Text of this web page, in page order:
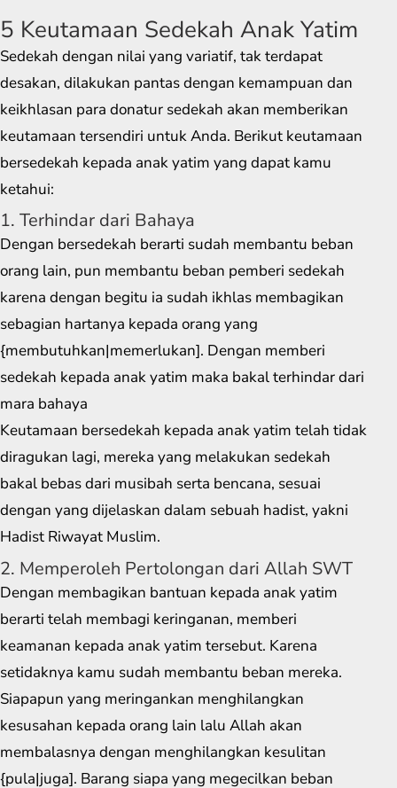
5 Keutamaan Sedekah Anak Yatim
Sedekah dengan nilai yang variatif, tak terdapat
desakan, dilakukan pantas dengan kemampuan dan
keikhlasan para donatur sedekah akan memberikan
keutamaan tersendiri untuk Anda. Berikut keutamaan
bersedekah kepada anak yatim yang dapat kamu
ketahui:
1. Terhindar dari Bahaya
Dengan bersedekah berarti sudah membantu beban
orang lain, pun membantu beban pemberi sedekah
karena dengan begitu ia sudah ikhlas membagikan
sebagian hartanya kepada orang yang
{membutuhkan|memerlukan]. Dengan memberi
sedekah kepada anak yatim maka bakal terhindar dari
mara bahaya
Keutamaan bersedekah kepada anak yatim telah tidak
diragukan lagi, mereka yang melakukan sedekah
bakal bebas dari musibah serta bencana, sesuai
dengan yang dijelaskan dalam sebuah hadist, yakni
Hadist Riwayat Muslim.
2. Memperoleh Pertolongan dari Allah SWT
Dengan membagikan bantuan kepada anak yatim
berarti telah membagi keringanan, memberi
keamanan kepada anak yatim tersebut. Karena
setidaknya kamu sudah membantu beban mereka.
Siapapun yang meringankan menghilangkan
kesusahan kepada orang lain lalu Allah akan
membalasnya dengan menghilangkan kesulitan
{pula|juga]. Barang siapa yang megecilkan beban